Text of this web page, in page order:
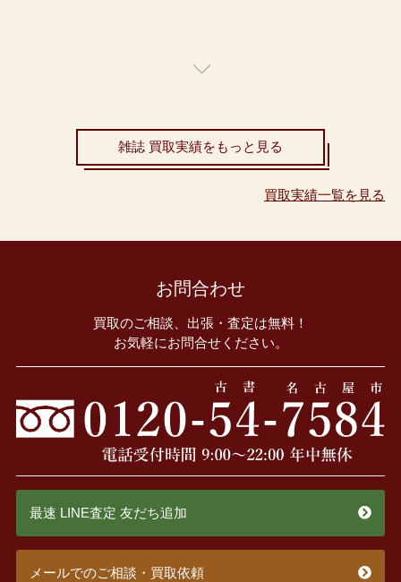
雑誌 買取実績をもっと見る
買取実績一覧を見る
お問合わせ
買取のご相談、出張・査定は無料！
お気軽にお問合せください。
最速 LINE査定 友だち追加
メールでのご相談・買取依頼